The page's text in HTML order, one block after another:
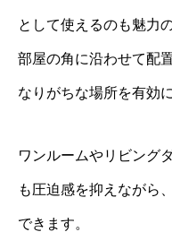
として使えるのも魅力
部屋の角に沿わせて配
なりがちな場所を有効
ワンルームやリビング
も圧迫感を抑えながら
できます。